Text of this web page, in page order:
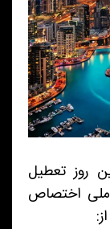
روز تعطیل
اختصاص